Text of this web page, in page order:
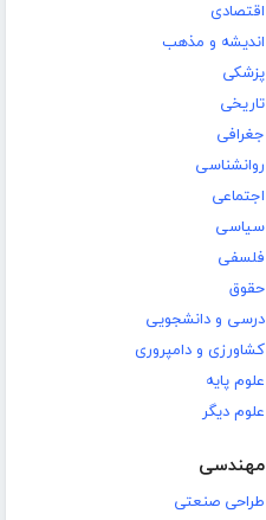
اقتصادی
اندیشه و مذهب
پزشکی
تاریخی
جغرافی
روانشناسی
اجتماعی
سیاسی
فلسفی
حقوق
درسی و دانشجویی
کشاورزی و دامپروری
علوم پایه
علوم دیگر
مهندسی
طراحی صنعتی